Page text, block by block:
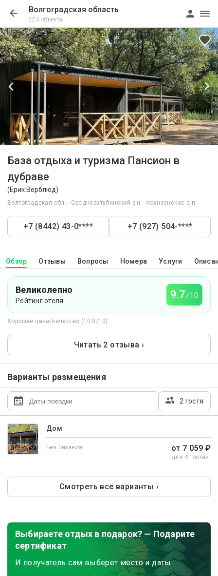
Волгоградская область
224 объекта
База отдыха и туризма Пансион в
дубраве
(Ерик Верблюд)
Волгоградская обл. · Среднеахтубинский р-н · Фрунзенское с.п.
+7 (8442) 43-0**** +7 (927) 504-****
Обзор Отзывы Вопросы Номера Услуги
Великолепно
Рейтинг отеля 9.7/10
Хорошее цена/качество (10.0/10)
Читать 2 отзыва ›
Варианты размещения
2 гостя
Дом
Без питания от 7 059 ₽
для 4 гостей
Смотреть все варианты ›
Выбираете отдых в подарок? — Подарите
сертификат
И получатель сам выберет место и даты